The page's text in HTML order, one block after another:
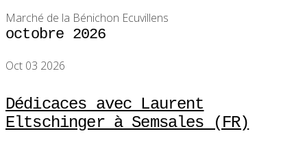
Marché de la Bénichon Ecuvillens
octobre 2026
Oct 03 2026
Dédicaces avec Laurent
Eltschinger à Semsales (FR)